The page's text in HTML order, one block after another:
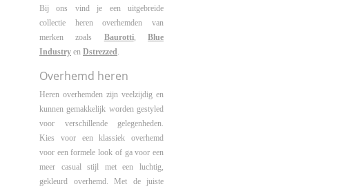
Bij ons vind je een uitgebreide
collectie heren overhemden van
merken zoals Baurotti,Blue
Industry en Dstrezzed
Overhemd heren
Heren overhemden zijn veelzijdig en
kunnen gemakkelijk worden gestyled
voor verschillende gelegenheden.
Kies voor een klassiek overhemd
voor een formele look of ga voor een
meer casual stijl met een luchtig,
gekleurd overhemd. Met de juiste